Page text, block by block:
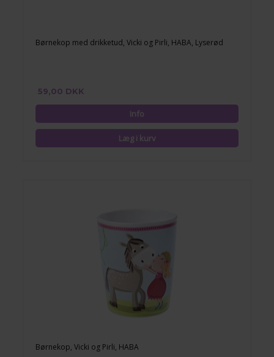
Børnekop med drikketud, Vicki og Pirli, HABA, Lyserød
59,00 DKK
Børnekop, Vicki og Pirli, HABA